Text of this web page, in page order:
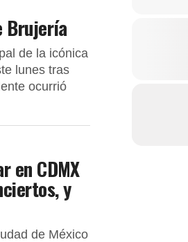
Brujería
de la icónica
lunes tras
ocurrió
en CDMX
y
de México